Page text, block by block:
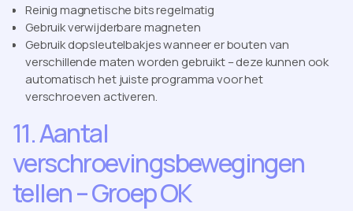
Reinig magnetische bits regelmatig
Gebruik verwijderbare magneten
Gebruik dopsleutelbakjes wanneer er bouten van
verschillende maten worden gebruikt – deze kunnen ook
automatisch het juiste programma voor het
verschroeven activeren.
11. Aantal
verschroevingsbewegingen
tellen – Groep OK